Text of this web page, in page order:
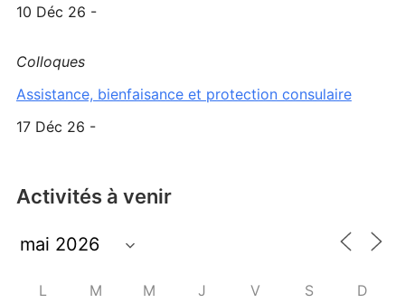
10 Déc 26 -
Colloques
Assistance, bienfaisance et protection consulaire
17 Déc 26 -
Activités à venir
L M M J V S D